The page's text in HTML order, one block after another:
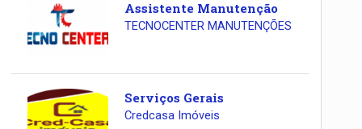
Assistente Manutenção
TECNOCENTER MANUTENÇÕES
Serviços Gerais
Credcasa Imóveis